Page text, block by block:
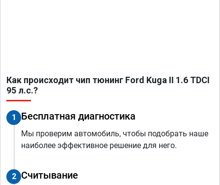
Как происходит чип тюнинг Ford Kuga II 1.6 TDCI
95 л.с.?
1 Бесплатная диагностика
Мы проверим автомобиль, чтобы подобрать наше
наиболее эффективное решение для него.
2 Считывание